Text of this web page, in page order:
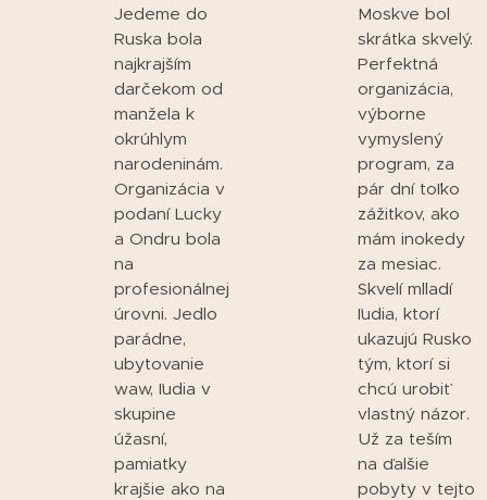
Jedeme do
Ruska bola
najkrajším
darčekom od
manžela k
okrúhlym
narodeninám.
Organizácia v
podaní Lucky
a Ondru bola
na
profesionálnej
úrovni. Jedlo
parádne,
ubytovanie
waw, ľudia v
skupine
úžasní,
pamiatky
krajšie ako na
Moskve bol
skrátka skvelý.
Perfektná
organizácia,
výborne
vymyslený
program, za
pár dní toľko
zážitkov, ako
mám inokedy
za mesiac.
Skvelí mlladí
ľudia, ktorí
ukazujú Rusko
tým, ktorí si
chcú urobiť
vlastný názor.
Už za teším
na ďalšie
pobyty v tejto